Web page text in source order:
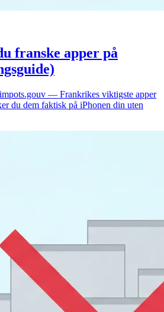
franske apper på
— Frankrikes viktigste apper
du dem faktisk på iPhonen din uten